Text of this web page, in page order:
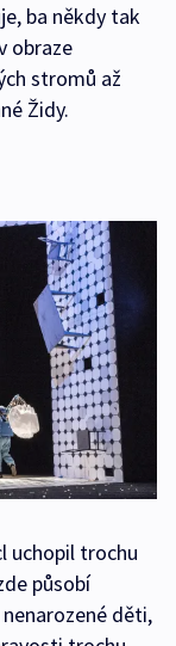
ba někdy tak
obraze
stromů až
Židy.
uchopil trochu
působí
děti,